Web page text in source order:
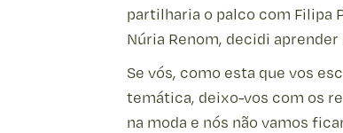
partilharia o palco com Filipa
Núria Renom, decidi aprender
Se vós, como esta que vos
temática, deixo-vos com os
na moda e nós não vamos